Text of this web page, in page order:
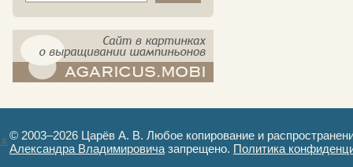
© 2003–2026 Царёв А. В. Любое копирование и
Александра Владимировича запрещено. Политика
Авторизация